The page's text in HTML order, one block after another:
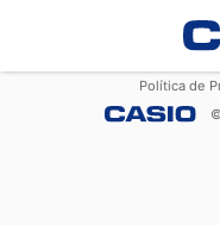
Política de